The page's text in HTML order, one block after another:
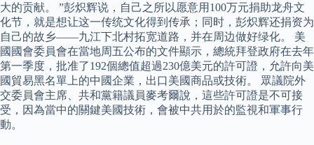
大的贡献。 ”彭炽辉说，自己之所以愿意用100万元捐助龙舟文
化节，就是想让这一传统文化得到传承；同时，彭炽辉还捐资为
自己的故乡——九江下北村拓宽道路，并在周边做好绿化。 美
國國會委員會在當地周五公布的文件顯示，總統拜登政府在去年
第一季度，批准了192個總值超過230億美元的許可證，允許向美
國貿易黑名單上的中國企業，出口美國商品或技術。 眾議院外
交委員會主席、共和黨籍議員麥考爾說，這些許可證是不可接
受，因為當中的關鍵美國技術，會被中共用於的監視和軍事行
動。